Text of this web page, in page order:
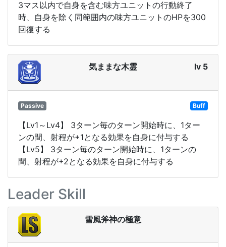
3マス以内で自身を含む味方ユニットの行動終了
時、自身を除く同範囲内の味方ユニットのHPを300
回復する
気ままな木霊 lv 5
Passive Buff
【Lv1～Lv4】 3ターン毎のターン開始時に、1ター
ンの間、射程が+1となる効果を自身に付与する
【Lv5】 3ターン毎のターン開始時に、1ターンの
間、射程が+2となる効果を自身に付与する
Leader Skill
雪風斧神の極意